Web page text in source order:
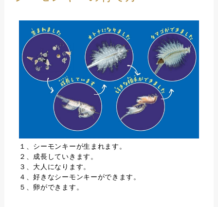
１、シーモンキーが生まれます。
２、成長していきます。
３、大人になります。
４、好きなシーモンキーができます。
５、卵ができます。